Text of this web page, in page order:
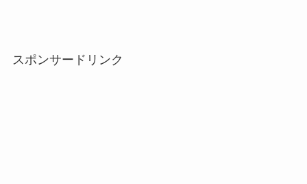
スポンサードリンク